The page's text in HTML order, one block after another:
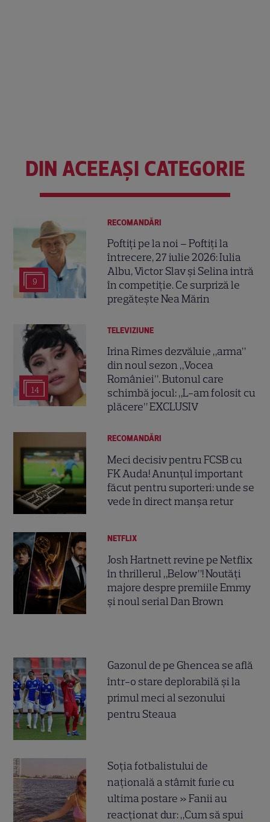
DIN ACEEAȘI CATEGORIE
9
RECOMANDĂRI
Poftiți pe la noi – Poftiți la
întrecere, 27 iulie 2026: Iulia
Albu, Victor Slav și Selina intră
în competiție. Ce surpriză le
pregătește Nea Mărin
14
TELEVIZIUNE
Irina Rimes dezvăluie „arma”
din noul sezon „Vocea
României”. Butonul care
schimbă jocul: „L-am folosit cu
plăcere” EXCLUSIV
RECOMANDĂRI
Meci decisiv pentru FCSB cu
FK Auda! Anunțul important
făcut pentru suporteri: unde se
vede în direct manșa retur
NETFLIX
Josh Hartnett revine pe Netflix
în thrillerul „Below”! Noutăți
majore despre premiile Emmy
și noul serial Dan Brown
Gazonul de pe Ghencea se află
într-o stare deplorabilă și la
primul meci al sezonului
pentru Steaua
Soția fotbalistului de
națională a stârnit furie cu
ultima postare » Fanii au
reacționat dur: „Cum să spui